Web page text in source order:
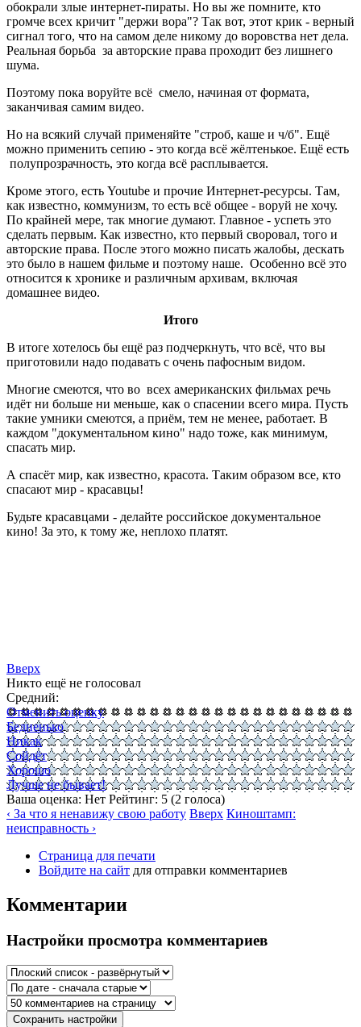
обокрали злые интернет-пираты. Но вы же помните, кто
громче всех кричит "держи вора"? Так вот, этот крик - верный
сигнал того, что на самом деле никому до воровства нет дела.
Реальная борьба за авторские права проходит без лишнего
шума.
Поэтому пока воруйте всё смело, начиная от формата,
заканчивая самим видео.
Но на всякий случай применяйте "строб, каше и ч/б". Ещё
можно применить сепию - это когда всё жёлтенькое. Ещё есть
полупрозрачность, это когда всё расплывается.
Кроме этого, есть Youtube и прочие Интернет-ресурсы. Там,
как известно, коммунизм, то есть всё общее - воруй не хочу.
По крайней мере, так многие думают. Главное - успеть это
сделать первым. Как известно, кто первый своровал, того и
авторские права. После этого можно писать жалобы, дескать
это было в нашем фильме и поэтому наше. Особенно всё это
относится к хронике и различным архивам, включая
домашнее видео.
Итого
В итоге хотелось бы ещё раз подчеркнуть, что всё, что вы
приготовили надо подавать с очень пафосным видом.
Многие смеются, что во всех американских фильмах речь
идёт ни больше ни меньше, как о спасении всего мира. Пусть
такие умники смеются, а приём, тем не менее, работает. В
каждом "документальном кино" надо тоже, как минимум,
спасать мир.
А спасёт мир, как известно, красота. Таким образом все, кто
спасают мир - красавцы!
Будьте красавцами - делайте российское документальное
кино! За это, к тому же, неплохо платят.
Вверх
Никто ещё не голосовал
Средний:
Отменить оценку
Бедненько
Никак
Сойдёт
Хорошо
Лучше не бывает!
Ваша оценка: Нет Рейтинг: 5 (2 голоса)
‹ За что я ненавижу свою работу Вверх Киноштамп:
неисправность ›
Страница для печати
Войдите на сайт для отправки комментариев
Комментарии
Настройки просмотра комментариев